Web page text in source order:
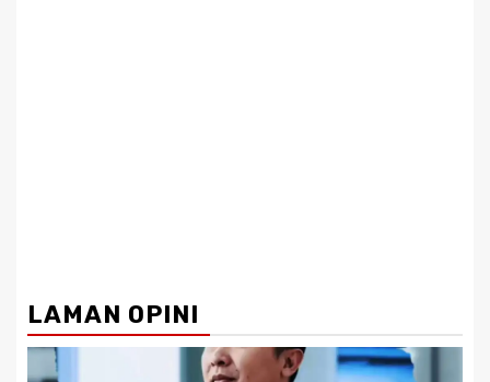
LAMAN OPINI